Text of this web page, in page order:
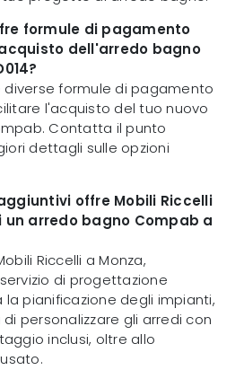
formule di pagamento
dell'arredo bagno
diverse formule di pagamento
l'acquisto del tuo nuovo
Contatta il punto
dettagli sulle opzioni
offre Mobili Riccelli
arredo bagno Compab a
Riccelli a Monza,
di progettazione
la pianificazione degli impianti,
personalizzare gli arredi con
inclusi, oltre allo